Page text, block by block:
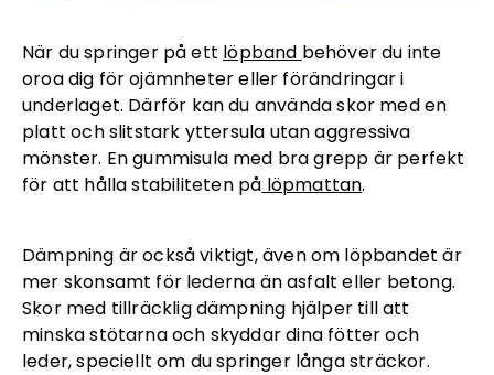
När du springer på ett löpband behöver du inte
oroa dig för ojämnheter eller förändringar i
underlaget. Därför kan du använda skor med en
platt och slitstark yttersula utan aggressiva
mönster. En gummisula med bra grepp är perfekt
för att hålla stabiliteten på löpmattan.
Dämpning är också viktigt, även om löpbandet är
mer skonsamt för lederna än asfalt eller betong.
Skor med tillräcklig dämpning hjälper till att
minska stötarna och skyddar dina fötter och
leder, speciellt om du springer långa sträckor.